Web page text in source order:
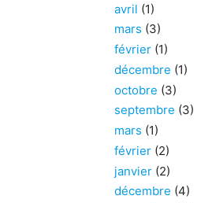
avril (1)
mars (3)
février (1)
décembre (1)
octobre (3)
septembre (3)
mars (1)
février (2)
janvier (2)
décembre (4)